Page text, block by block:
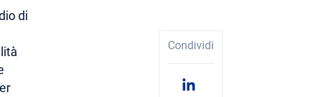
di
Condividi